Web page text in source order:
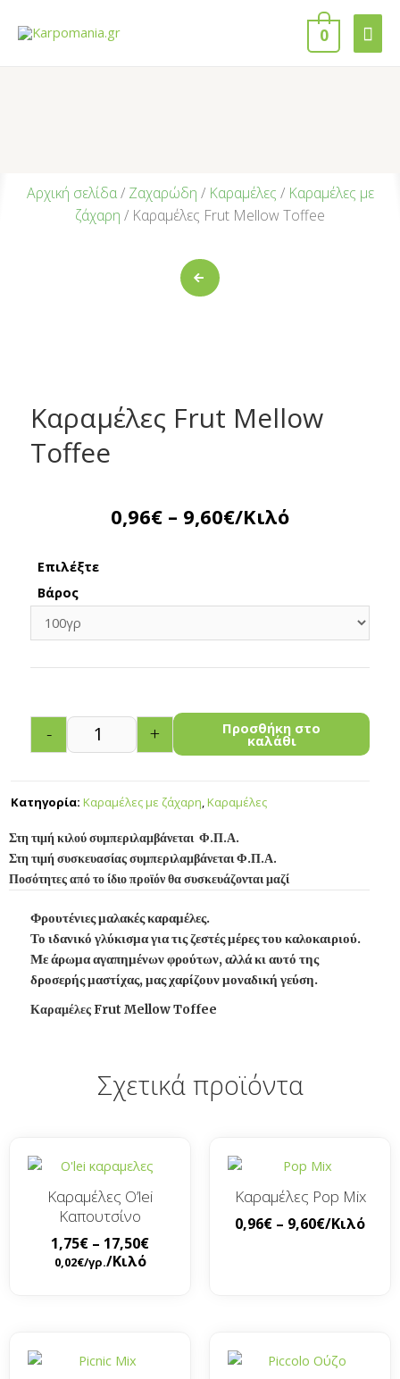
0
Αρχική σελίδα/ Ζαχαρώδη / Καραμέλες / Καραμέλες με
ζάχαρη / Καραμέλες Frut Mellow Toffee
Καραμέλες Frut Mellow
Toffee
0,96€ – 9,60€/Κιλό
Επιλέξτε
Βάρος
- + Προσθήκη στο
καλάθι
Κατηγορία: Καραμέλες με ζάχαρη,Καραμέλες
Στη τιμή κιλού συμπεριλαμβάνεται Φ.Π.Α.
Στη τιμή συσκευασίας συμπεριλαμβάνεται Φ.Π.Α.
Ποσότητες από το ίδιο προϊόν θα συσκευάζονται μαζί
Φρουτένιες μαλακές καραμέλες.
Το ιδανικό γλύκισμα για τις ζεστές μέρες του καλοκαιριού.
Με άρωμα αγαπημένων φρούτων, αλλά κι αυτό της
δροσερής μαστίχας, μας χαρίζουν μοναδική γεύση.
Καραμέλες Frut Mellow Toffee
Σχετικά προϊόντα
Καραμέλες O’lei
Καπουτσίνο
1,75€ – 17,50€
0,02€/γρ./Κιλό
Καραμέλες Pop Mix
0,96€ – 9,60€/Κιλό